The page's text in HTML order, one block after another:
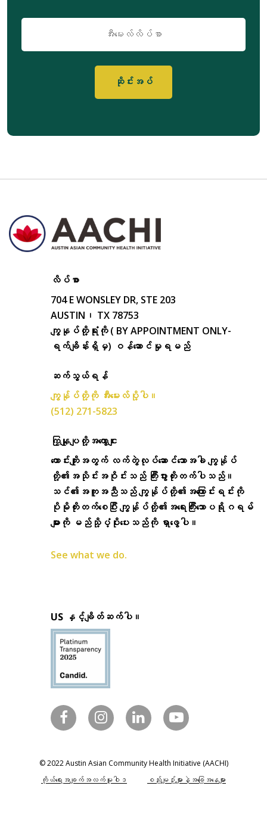
မေး
လိပ်စာ
704 E WONSLEY DR, STE 203
AUSTIN၊ TX 78753
ကျွနုပ်တို့ရုံးကို ( BY APPOINTMENT ONLY-
ရက်ချိန်းရှိမှ) ဝန်ဆောင်မှုရမည်
ဆက်သွယ်ရန်
ကျွန်ုပ်တို့ကို အီးမေးလ်ပို့ပါ။
(512) 271-5823
ကြှနျုပျတို့အကွောငျး
ကောင်းကျိုးအတွက် လက်တွဲလုပ်ဆောင်သောအခါ ကျွန်ုပ်
တို့၏အသိုင်းအဝိုင်းသည် ကြီးပွားတိုးတက်ပါသည်။
သင်၏အကူအညီသည် ကျွန်ုပ်တို့၏အကြောင်းရင်းကို
ပိုမိုတိုးတက်စေပြီး ကျွန်ုပ်တို့၏အရေးကြီးသောပရိုဂရမ်
များကို မည်သို့ပံ့ပိုးပေးသည်ကို ရှာဖွေပါ။
See what we do.
US နှင့်ချိတ်ဆက်ပါ။
© 2022 Austin Asian Community Health Initiative (AACHI)
ကိုယ်ရေးအချက်အလက်မူဝါဒ
စည်းမျဉ်းများနဲ့အခြေအနေများ